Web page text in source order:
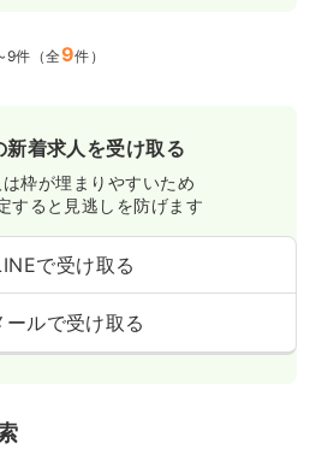
件（全9件）
新着求人を受け取る
枠が埋まりやすいため
すると見逃しを防げます
で受け取る
ールで受け取る